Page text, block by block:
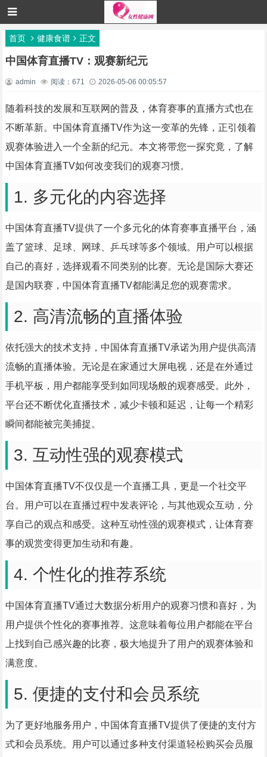
首页 健康食谱 正文
中国体育直播TV：观赛新纪元
admin 阅读：671 2026-05-06 00:05:57
随着科技的发展和互联网的普及，体育赛事的直播方式也在
不断革新。中国体育直播TV作为这一变革的先锋，正引领着
观赛体验进入一个全新的纪元。本文将带您一探究竟，了解
中国体育直播TV如何改变我们的观赛习惯。
1. 多元化的内容选择
中国体育直播TV提供了一个多元化的体育赛事直播平台，涵
盖了篮球、足球、网球、乒乓球等多个领域。用户可以根据
自己的喜好，选择观看不同类别的比赛。无论是国际大赛还
是国内联赛，中国体育直播TV都能满足您的观赛需求。
2. 高清流畅的直播体验
依托强大的技术支持，中国体育直播TV承诺为用户提供高清
流畅的直播体验。无论是在家通过大屏电视，还是在外通过
手机平板，用户都能享受到如同现场般的观赛感受。此外，
平台还不断优化直播技术，减少卡顿和延迟，让每一个精彩
瞬间都能被完美捕捉。
3. 互动性强的观赛模式
中国体育直播TV不仅仅是一个直播工具，更是一个社交平
台。用户可以在直播过程中发表评论，与其他观众互动，分
享自己的观点和感受。这种互动性强的观赛模式，让体育赛
事的观赏变得更加生动和有趣。
4. 个性化的推荐系统
中国体育直播TV通过大数据分析用户的观赛习惯和喜好，为
用户提供个性化的赛事推荐。这意味着每位用户都能在平台
上找到自己感兴趣的比赛，极大地提升了用户的观赛体验和
满意度。
5. 便捷的支付和会员系统
为了更好地服务用户，中国体育直播TV提供了便捷的支付方
式和会员系统。用户可以通过多种支付渠道轻松购买会员服